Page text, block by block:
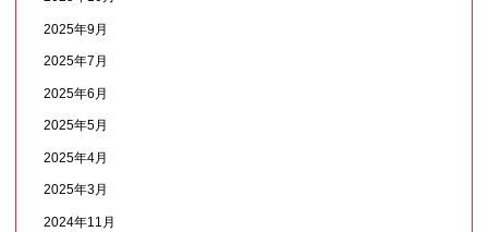
2025年9月
2025年7月
2025年6月
2025年5月
2025年4月
2025年3月
2024年11月